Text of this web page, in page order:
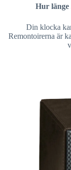
Hur
Din klocka
Remontoirerna är